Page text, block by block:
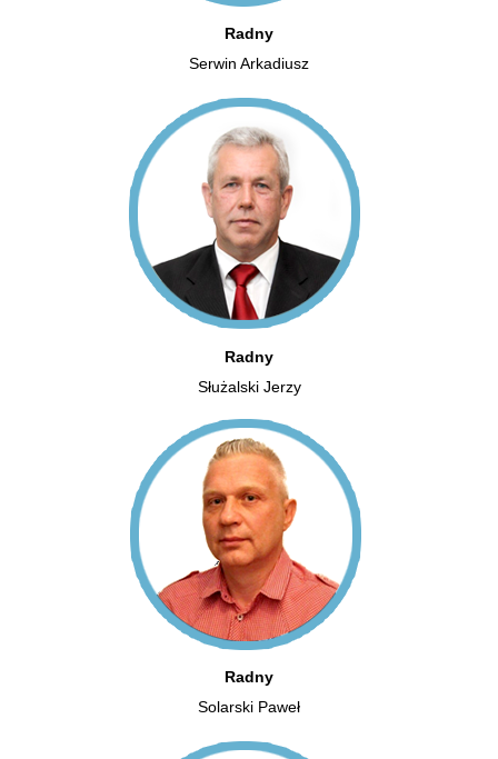
Radny
Serwin Arkadiusz
Radny
Służalski Jerzy
Radny
Solarski Paweł